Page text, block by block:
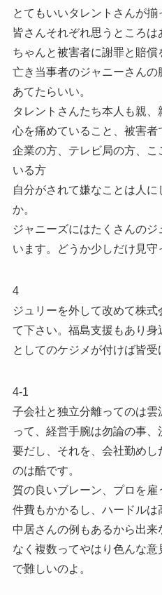
とてもいいタレントさんが揃
皆さんそれぞれ思うところは
ちゃんと被害者に謝罪と賠償
亡き当事者のジャニーさん
あてたらいい。
タレントさんたち本人も親、
心を痛めていること、被害
企業の方、テレビ局の方、
いる方
自分がされて嫌なことは人
か。
ジャニーズにはたくさんの
います。どうか少しだけ見守
4
ジュリーを外して改めて株
て下さい。福島支援もあり
としてのケジメが付けば皆受
4-1
子会社と独立分離ってのは
って、経営手腕は勿論の事
要だし、それを、会社勤め
のは酷です。
質の良いブレーン、プロを雇
件費もかかるし、ハードルは
中居さんの例もあるから出
なく複数ってやはり色んな
で難しいのよ。